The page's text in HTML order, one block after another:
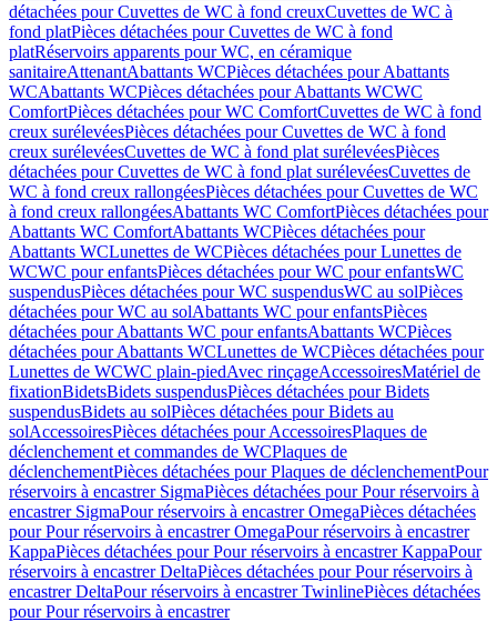
détachées pour Cuvettes de WC à fond creuxCuvettes de WC à
fond platPièces détachées pour Cuvettes de WC à fond
platRéservoirs apparents pour WC, en céramique
sanitaireAttenantAbattants WCPièces détachées pour Abattants
WCAbattants WCPièces détachées pour Abattants WCWC
ComfortPièces détachées pour WC ComfortCuvettes de WC à fond
creux surélevéesPièces détachées pour Cuvettes de WC à fond
creux surélevéesCuvettes de WC à fond plat surélevéesPièces
détachées pour Cuvettes de WC à fond plat surélevéesCuvettes de
WC à fond creux rallongéesPièces détachées pour Cuvettes de WC
à fond creux rallongéesAbattants WC ComfortPièces détachées pour
Abattants WC ComfortAbattants WCPièces détachées pour
Abattants WCLunettes de WCPièces détachées pour Lunettes de
WCWC pour enfantsPièces détachées pour WC pour enfantsWC
suspendusPièces détachées pour WC suspendusWC au solPièces
détachées pour WC au solAbattants WC pour enfantsPièces
détachées pour Abattants WC pour enfantsAbattants WCPièces
détachées pour Abattants WCLunettes de WCPièces détachées pour
Lunettes de WCWC plain-piedAvec rinçageAccessoiresMatériel de
fixationBidetsBidets suspendusPièces détachées pour Bidets
suspendusBidets au solPièces détachées pour Bidets au
solAccessoiresPièces détachées pour AccessoiresPlaques de
déclenchement et commandes de WCPlaques de
déclenchementPièces détachées pour Plaques de déclenchementPour
réservoirs à encastrer SigmaPièces détachées pour Pour réservoirs à
encastrer SigmaPour réservoirs à encastrer OmegaPièces détachées
pour Pour réservoirs à encastrer OmegaPour réservoirs à encastrer
KappaPièces détachées pour Pour réservoirs à encastrer KappaPour
réservoirs à encastrer DeltaPièces détachées pour Pour réservoirs à
encastrer DeltaPour réservoirs à encastrer TwinlinePièces détachées
pour Pour réservoirs à encastrer